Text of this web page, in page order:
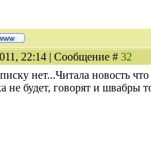
22:14 | Сообщение # 32
нет...Читала новость что
не будет, говорят и швабры